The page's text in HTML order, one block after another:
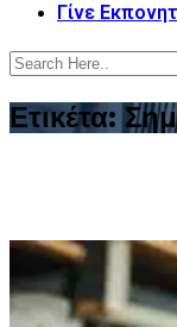
Γίνε
Ετικέτα: